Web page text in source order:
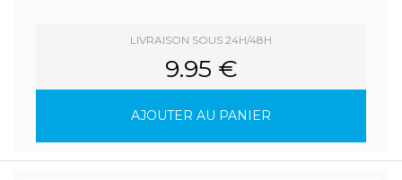
LIVRAISON SOUS 24H/48H
9.95 €
AJOUTER AU PANIER